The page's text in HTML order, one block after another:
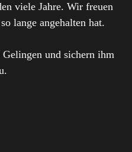
viele Jahre. Wir freuen
lange angehalten hat.
und sichern ihm